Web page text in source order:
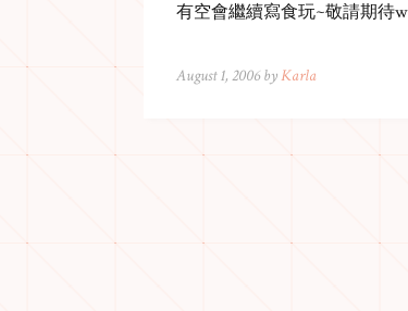
有空會繼續寫食玩~敬請期待w
August 1, 2006 byKarla